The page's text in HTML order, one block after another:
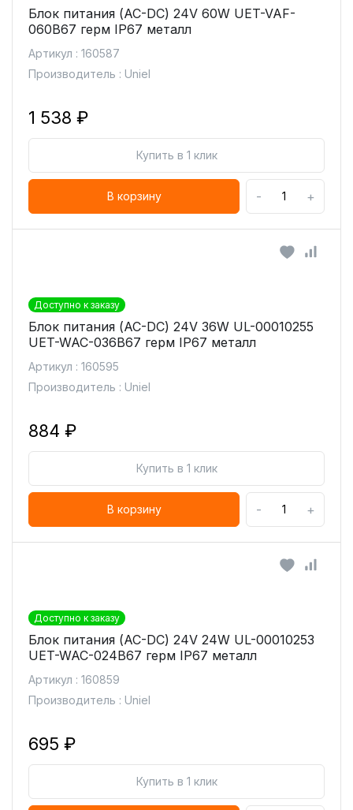
Блок питания (AC-DC) 24V 60W UET-VAF-
060B67 герм IP67 металл
Артикул : 160587
Производитель : Uniel
1 538 ₽
Купить в 1 клик
В корзину - +
Доступно к заказу
Блок питания (AC-DC) 24V 36W UL-00010255
UET-WAC-036B67 герм IP67 металл
Артикул : 160595
Производитель : Uniel
884 ₽
Купить в 1 клик
В корзину - +
Доступно к заказу
Блок питания (AC-DC) 24V 24W UL-00010253
UET-WAC-024B67 герм IP67 металл
Артикул : 160859
Производитель : Uniel
695 ₽
Купить в 1 клик